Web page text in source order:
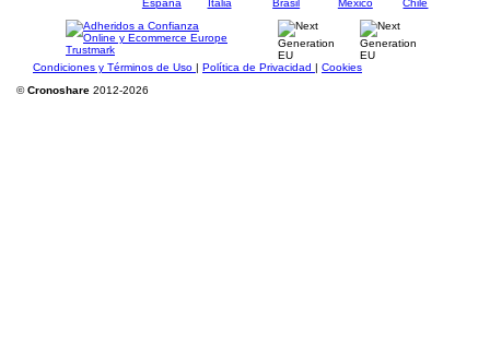
Condiciones y Términos de Uso | Política de Privacidad | Cookies
©Cronoshare 2012-2026